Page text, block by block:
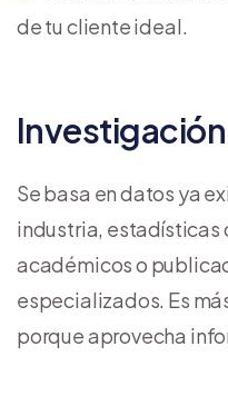
de tu cliente ideal.
Se basa en datos ya
industria,
académicos o
especializados. Es
porque aprovecha